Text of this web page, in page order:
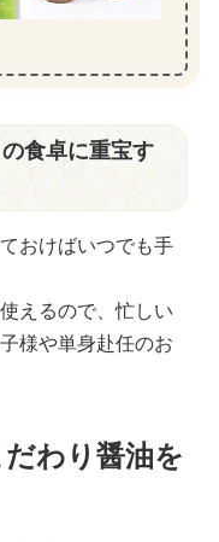
食卓に重宝す
おけばいつでも手
えるので、忙しい
様や単身赴任のお
わり醤油を